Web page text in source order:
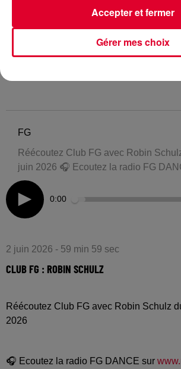
FG
Réécoutez Club FG avec Robin
juin 2026 🎧 Ecoutez la radio FG
0:00
2 juin 2026 - 59 min 59 sec
CLUB FG : ROBIN SCHULZ
Réécoutez Club FG avec Robin Schulz
2026
🎧 Ecoutez la radio FG DANCE sur
Gérer mes choix
Accepter et fermer